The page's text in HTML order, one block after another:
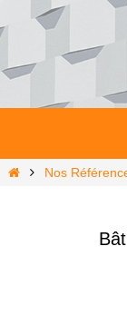
Passer
vers
le
contenu
HomeNos